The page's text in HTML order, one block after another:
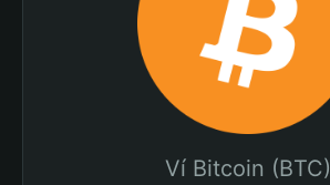
Ví Bitcoin (BTC)